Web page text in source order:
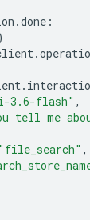
.done :
.
.
3.6-flash" ,
tell me
"file_search" ,